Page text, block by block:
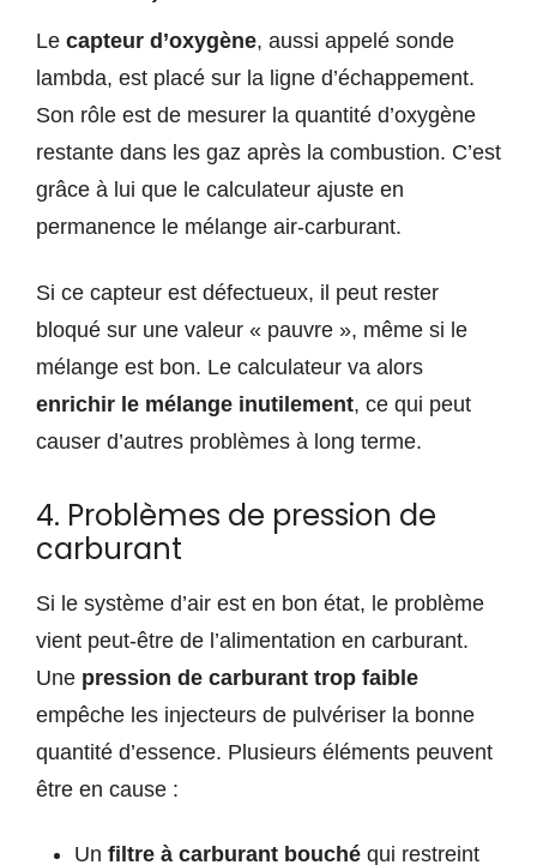
Le capteur d’oxygène, aussi appelé sonde
lambda, est placé sur la ligne d’échappement.
Son rôle est de mesurer la quantité d’oxygène
restante dans les gaz après la combustion. C’est
grâce à lui que le calculateur ajuste en
permanence le mélange air-carburant.
Si ce capteur est défectueux, il peut rester
bloqué sur une valeur « pauvre », même si le
mélange est bon. Le calculateur va alors
enrichir le mélange inutilement, ce qui peut
causer d’autres problèmes à long terme.
4. Problèmes de pression de
carburant
Si le système d’air est en bon état, le problème
vient peut-être de l’alimentation en carburant.
Une pression de carburant trop faible
empêche les injecteurs de pulvériser la bonne
quantité d’essence. Plusieurs éléments peuvent
être en cause :
Un filtre à carburant bouché qui restreint